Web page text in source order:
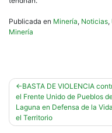
Publicada en Minería, Noticias,
Minería
Navegación
de
entradas
BASTA DE VIOLENCIA
el Frente Unido de Pueblos
Laguna en Defensa de la
el Territorio